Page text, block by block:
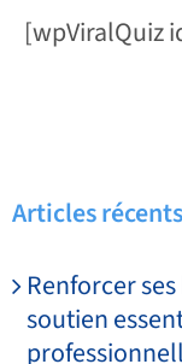
[wpViralQuiz
Articles
Renforcer
soutien